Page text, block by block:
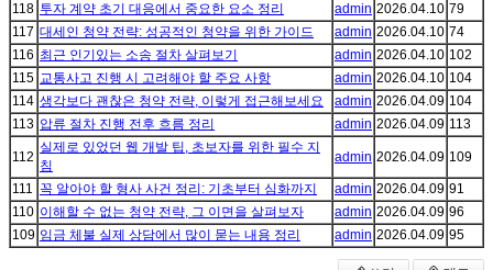
118 투자 계약 초기 대응에서 중요한 요소 정리 admin 2026.04.10 79
117 대세인 청약 전략: 성공적인 청약을 위한 가이드 admin 2026.04.10 74
116 최근 인기있는 소송 절차 살펴보기 admin 2026.04.10 102
115 교통사고 진행 시 고려해야 할 주요 사항 admin 2026.04.10 104
114 생각보다 괜찮은 청약 전략, 이렇게 접근해보세요 admin 2026.04.09 104
113 압류 절차 진행 전후 흐름 정리 admin 2026.04.09 113
112
실제로 있었던 웹 개발 팁, 초보자를 위한 필수 지
침
admin 2026.04.09 109
111 꼭 알아야 할 형사 사건 정리: 기초부터 심화까지 admin 2026.04.09 91
110 이해할 수 없는 청약 전략, 그 이면을 살펴보자 admin 2026.04.09 96
109 임금 체불 실제 상담에서 많이 묻는 내용 정리 admin 2026.04.09 95